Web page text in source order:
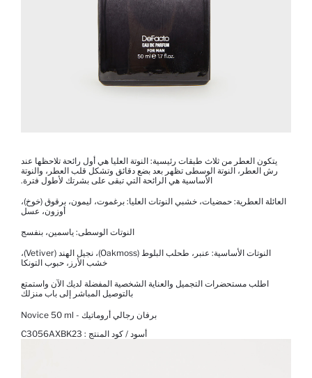
يتكون العطر من ثلاث طبقات رئيسية: النوتة العليا هي أول رائحة تلاحظها عند
رش العطر، النوتة الوسطى تظهر بعد بضع دقائق وتشكل قلب العطر، والنوتة
الأساسية هي الرائحة التي تبقى على بشرتك لأطول فترة.
العائلة العطرية: حمضيات، خشبي النوتات العليا: برغموت، ليمون، برقوق (خوخ)،
أوزون، عسل
النوتات الوسطى: ياسمين، بنفسج
النوتات الأساسية: عنبر، طحلب البلوط (Oakmoss)، نجيل الهند (Vetiver)،
خشب الأرز، حبوب التونكا
اطلب مستحضرات التجميل والعناية الشخصية المفضلة لديك الآن واستمتع
بالتوصيل المباشر إلى باب منزلك
برفان رجالي أروماتيك - Novice 50 ml
أسود / كود المنتج : C3056AXBK23